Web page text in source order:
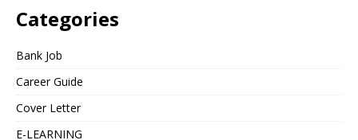
Categories
Bank Job
Career Guide
Cover Letter
E-LEARNING